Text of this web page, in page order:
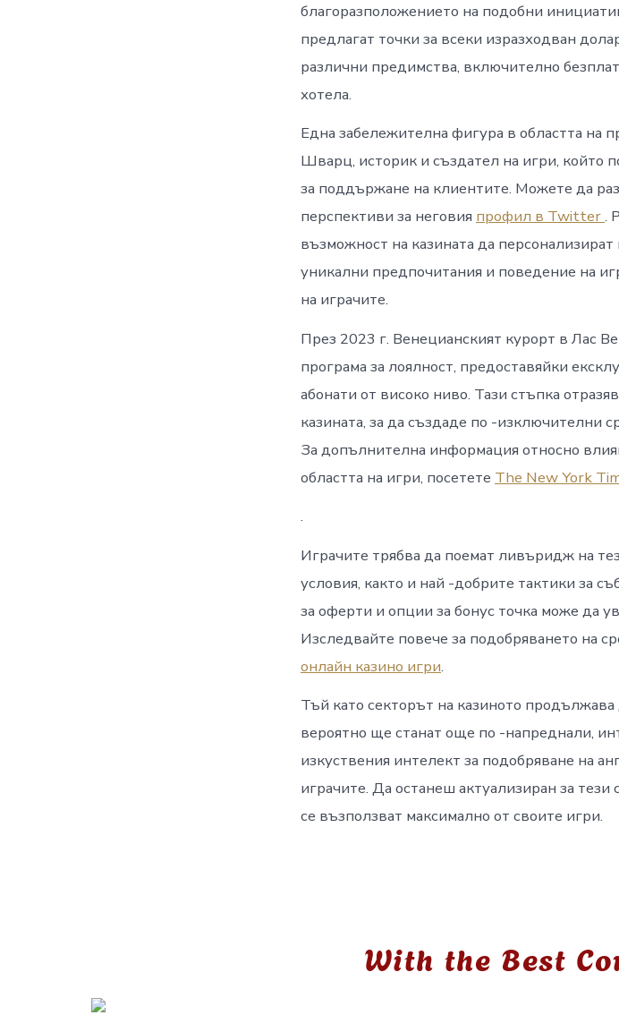
благоразположението на подобни
предлагат точки за всеки изразходван
различни предимства, включително
хотела.
Една забележителна фигура в областта на
Шварц, историк и създател на игри, който
за поддържане на клиентите. Можете да
перспективи за неговия профил в Twitter.
възможност на казината да
уникални предпочитания и поведение на
на играчите.
През 2023 г. Венецианският курорт в Лас
програма за лоялност, предоставяйки
абонати от високо ниво. Тази стъпка
казината, за да създаде по -изключителни
За допълнителна информация относно
областта на игри, посетете The New York
.
Играчите трябва да поемат ливъридж на
условия, както и най -добрите тактики за
за оферти и опции за бонус точка може да
Изследвайте повече за подобряването на
онлайн казино игри.
Тъй като секторът на казиното
вероятно ще станат още по -напреднали,
изкуствения интелект за подобряване на
играчите. Да останеш актуализиран за
се възползват максимално от своите игри.
With the Best